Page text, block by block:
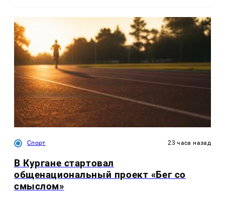
Спорт 23 часа назад
В Кургане стартовал
общенациональный проект «Бег со
смыслом»